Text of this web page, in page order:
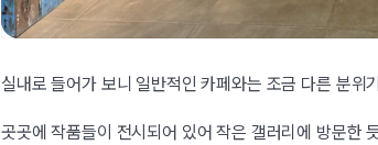
실내로 들어가 보니 일반적인 카페와는 조금 다른 분위
곳곳에 작품들이 전시되어 있어 작은 갤러리에 방문한